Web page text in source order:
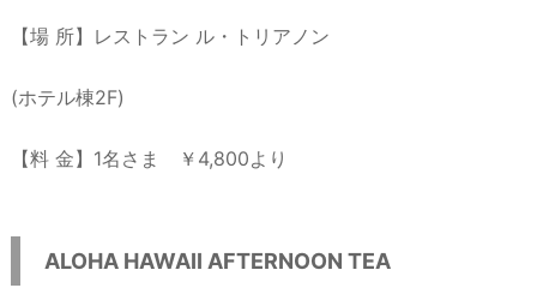
【場 所】レストラン ル・トリアノン
(ホテル棟2F)
【料 金】1名さま ￥4,800より
ALOHA HAWAII AFTERNOON TEA